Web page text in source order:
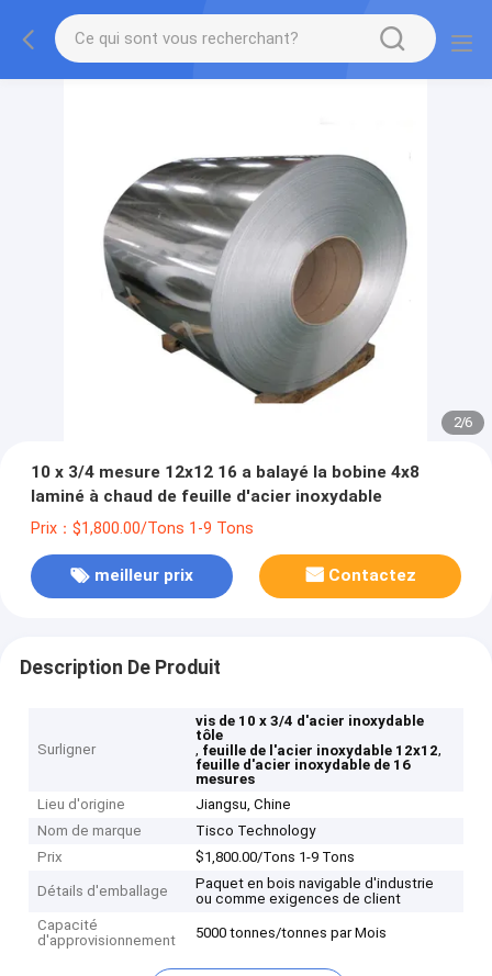
2/6
10 x 3/4 mesure 12x12 16 a balayé la bobine 4x8
laminé à chaud de feuille d'acier inoxydable
Prix：$1,800.00/Tons 1-9 Tons
meilleur prix Contactez
Description De Produit
Surligner
vis de 10 x 3/4 d'acier inoxydable
tôle
, feuille de l'acier inoxydable 12x12,
feuille d'acier inoxydable de 16
mesures
Lieu d'origine
Jiangsu, Chine
Nom de marque
Tisco Technology
Prix
$1,800.00/Tons 1-9 Tons
Détails d'emballage
Paquet en bois navigable d'industrie
ou comme exigences de client
Capacité
d'approvisionnement
5000 tonnes/tonnes par Mois